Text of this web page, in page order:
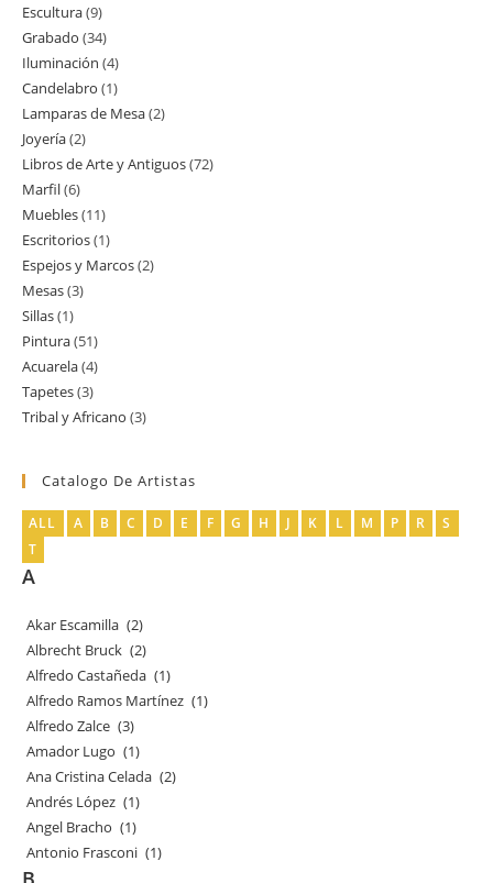
productos
Escultura 99
productos
Grabado 3434
productos
Iluminación 44
productos
Candelabro 11
producto
Lamparas de Mesa 22
Joyería 22
productos
Libros de Arte y Antiguos 7272
Marfil 66
productos
Muebles 1111
productos
Escritorios 11
producto
Espejos y Marcos 22
Mesas 33
Sillas 11
producto
Pintura 5151
productos
Acuarela 44
productos
Tapetes 33
productos
Tribal y Africano 33
Catalogo De Artistas
ALL A B C D E F G H J K L M P R
S
T
A
Akar Escamilla (2)
Albrecht Bruck (2)
Alfredo Castañeda (1)
Alfredo Ramos Martínez (1)
Alfredo Zalce (3)
Amador Lugo (1)
Ana Cristina Celada (2)
Andrés López (1)
Angel Bracho (1)
Antonio Frasconi (1)